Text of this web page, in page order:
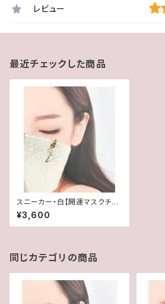
レビュー
最近チェックした商品
スニーカー・白【開運マスクチャ
ーム＆ペンダントトップ】「水晶＋
星」＊初回チョーカー付き
¥3,600
同じカテゴリの商品